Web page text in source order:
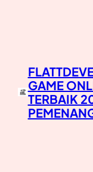
GAME
TERBAIK